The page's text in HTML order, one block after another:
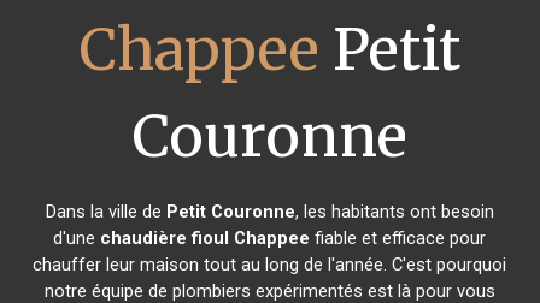
Chappee Petit
Couronne
Dans la ville de Petit Couronne, les habitants ont besoin
d'une chaudière fioul Chappee fiable et efficace pour
chauffer leur maison tout au long de l'année. C'est pourquoi
notre équipe de plombiers expérimentés est là pour vous